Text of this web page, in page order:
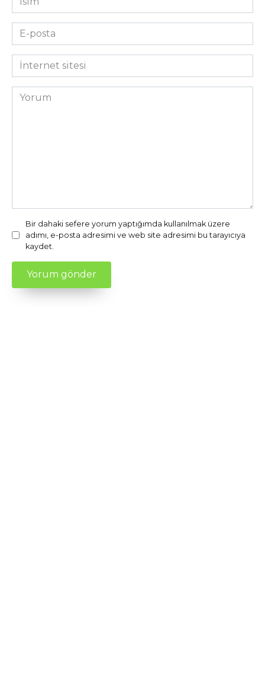
*
E-
posta
*İnternet
sitesi
Yorum
Bir dahaki sefere yorum yaptığımda kullanılmak üzere
adımı, e-posta adresimi ve web site adresimi bu tarayıcıya
kaydet.